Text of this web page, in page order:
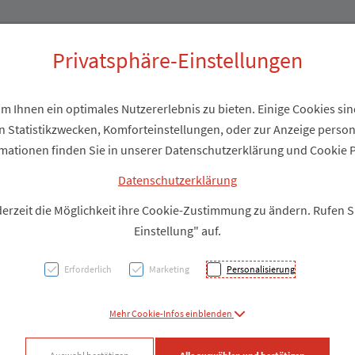
Alle Produkte
Sie aus der Liste ein Produkt Ihrer
Nahrungsergänzung
Privatsphäre-Einstellungen
Ihnen ein optimales Nutzererlebnis zu bieten. Einige Cookies
Statistikzwecken, Komforteinstellungen, oder zur Anzeige
finden Sie in unserer Datenschutzerklärung und Cookie
Datenschutzerklärung
die Möglichkeit ihre Cookie-Zustimmung zu ändern. Rufen
Einstellung" auf.
Erforderlich Marketing Personalisierung
Mehr Cookie-Infos einblenden